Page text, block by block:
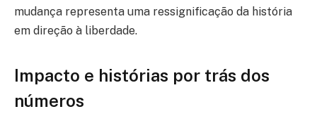
mudança representa uma ressignificação da história
em direção à liberdade.
Impacto e histórias por trás dos
números